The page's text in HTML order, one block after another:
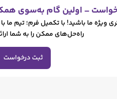
– اولین گام به‌سوی
ویژه ما باشید! با تکمیل فرم؛ تیم ما
راه‌حل‌های ممکن را به شما
ثبت درخواست